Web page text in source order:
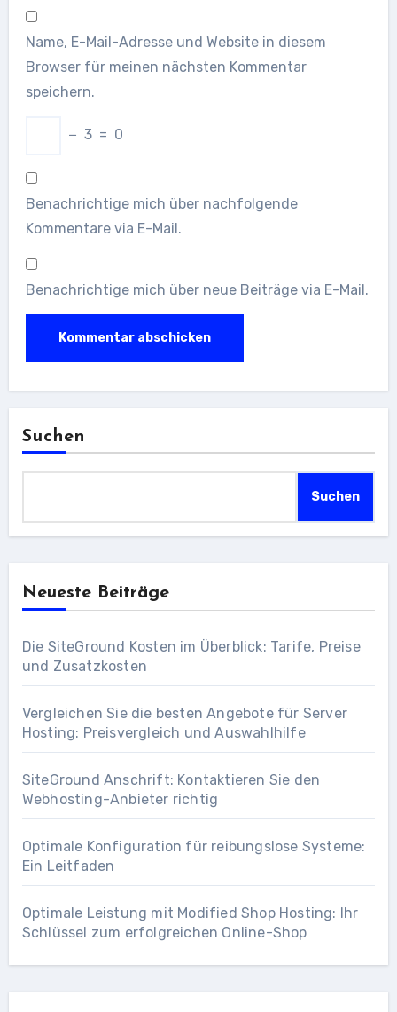
Name, E-Mail-Adresse und Website in diesem
Browser für meinen nächsten Kommentar
speichern.
− 3 = 0
Benachrichtige mich über nachfolgende
Kommentare via E-Mail.
Benachrichtige mich über neue Beiträge via E-Mail.
Suchen
Suchen
Neueste Beiträge
Die SiteGround Kosten im Überblick: Tarife, Preise
und Zusatzkosten
Vergleichen Sie die besten Angebote für Server
Hosting: Preisvergleich und Auswahlhilfe
SiteGround Anschrift: Kontaktieren Sie den
Webhosting-Anbieter richtig
Optimale Konfiguration für reibungslose Systeme:
Ein Leitfaden
Optimale Leistung mit Modified Shop Hosting: Ihr
Schlüssel zum erfolgreichen Online-Shop